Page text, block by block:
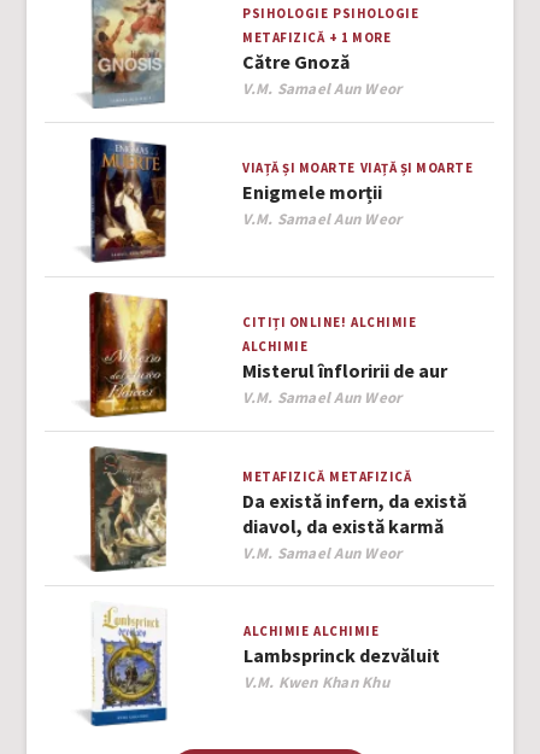
PSIHOLOGIE PSIHOLOGIE
METAFIZICĂ + 1 MORE
Către Gnoză
Author
V.M. Samael Aun Weor
VIAȚĂ ȘI MOARTE VIAȚĂ ȘI MOARTE
Enigmele morții
Author
V.M. Samael Aun Weor
CITIȚI ONLINE! ALCHIMIE
ALCHIMIE
Misterul înfloririi de aur
Author
V.M. Samael Aun Weor
METAFIZICĂ METAFIZICĂ
Da există infern, da există
diavol, da există karmă
Author
V.M. Samael Aun Weor
ALCHIMIE ALCHIMIE
Lambsprinck dezvăluit
Author
V.M. Kwen Khan Khu